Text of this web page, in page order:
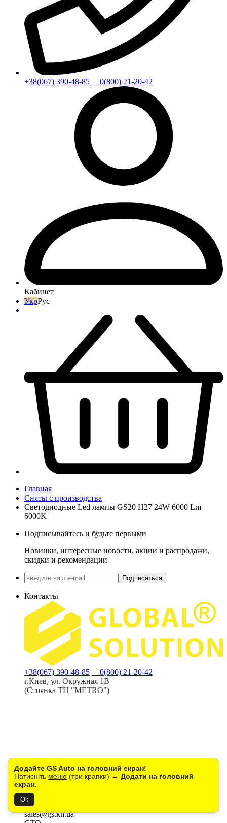
Додайте GS Auto на головний екран!
Натисніть меню (три крапки) → Додати на головний
екран
Ок
+38(067) 390-48-85 0(800) 21-20-42
Кабинет
УкрРус
Главная
Сняты с производства
Светодиодные Led лампы GS20 H27 24W 6000 Lm
6000K
Подписывайтесь и будьте первыми
Новинки, интересные новости, акции и распродажи,
скидки и рекомендации
Подписаться
Контакты
+38(067) 390-48-85
0(800) 21-20-42
г.Киев, ул. Окружная 1В
(Стоянка ТЦ "METRO")
Пн-Пт с 9:00 до 18:00
Сб: с 10:00 до 16:00
Вс: выходной
sales@gs.kh.ua